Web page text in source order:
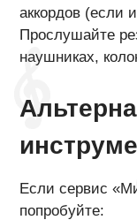
аккордов (если
Прослушайте
наушниках,
Если сервис
попробуйте: